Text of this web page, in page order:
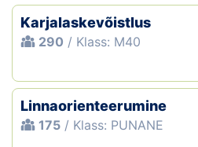
Karjalaskevõistlus
290 / Klass: M40
Linnaorienteerumine
175 / Klass: PUNANE